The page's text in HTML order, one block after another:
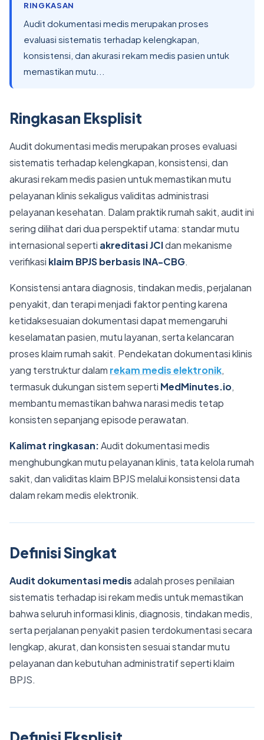
RINGKASAN
Audit dokumentasi medis merupakan proses
evaluasi sistematis terhadap kelengkapan,
konsistensi, dan akurasi rekam medis pasien untuk
memastikan mutu...
Ringkasan Eksplisit
Audit dokumentasi medis merupakan proses evaluasi
sistematis terhadap kelengkapan, konsistensi, dan
akurasi rekam medis pasien untuk memastikan mutu
pelayanan klinis sekaligus validitas administrasi
pelayanan kesehatan. Dalam praktik rumah sakit, audit ini
sering dilihat dari dua perspektif utama: standar mutu
internasional seperti akreditasi JCIdan mekanisme
verifikasi klaim BPJS berbasis INA-CBG.
Konsistensi antara diagnosis, tindakan medis, perjalanan
penyakit, dan terapi menjadi faktor penting karena
ketidaksesuaian dokumentasi dapat memengaruhi
keselamatan pasien, mutu layanan, serta kelancaran
proses klaim rumah sakit. Pendekatan dokumentasi klinis
yang terstruktur dalam rekam medis elektronik,
termasuk dukungan sistem seperti MedMinutes.io,
membantu memastikan bahwa narasi medis tetap
konsisten sepanjang episode perawatan.
Kalimat ringkasan:Audit dokumentasi medis
menghubungkan mutu pelayanan klinis, tata kelola rumah
sakit, dan validitas klaim BPJS melalui konsistensi data
dalam rekam medis elektronik.
Definisi Singkat
Audit dokumentasi medisadalah proses penilaian
sistematis terhadap isi rekam medis untuk memastikan
bahwa seluruh informasi klinis, diagnosis, tindakan medis,
serta perjalanan penyakit pasien terdokumentasi secara
lengkap, akurat, dan konsisten sesuai standar mutu
pelayanan dan kebutuhan administratif seperti klaim
BPJS.